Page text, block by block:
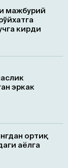
мажбурий
кирди
эркак
ортиқ
аёлга